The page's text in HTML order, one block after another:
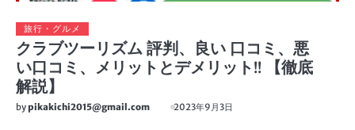
旅行・グルメ
クラブツーリズム 評判、良い 口コミ、悪
い口コミ、メリットとデメリット!! 【徹底
解説】
bypikakichi2015@gmail.com 2023年9月3日